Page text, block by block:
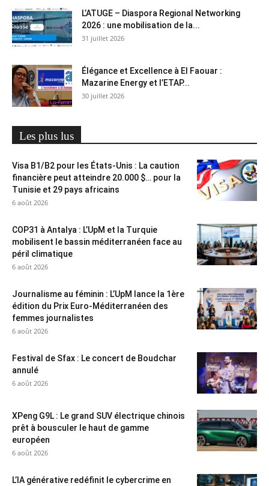
L’ATUGE – Diaspora Regional Networking
2026 : une mobilisation de la...
31 juillet 2026
Élégance et Excellence à El Faouar :
Mazarine Energy et l’ETAP...
30 juillet 2026
Les plus lus
Visa B1/B2 pour les États-Unis : La caution
financière peut atteindre 20.000 $… pour la
Tunisie et 29 pays africains
6 août 2026
COP31 à Antalya : L’UpM et la Turquie
mobilisent le bassin méditerranéen face au
péril climatique
6 août 2026
Journalisme au féminin : L’UpM lance la 1ère
édition du Prix Euro-Méditerranéen des
femmes journalistes
6 août 2026
Festival de Sfax : Le concert de Boudchar
annulé
6 août 2026
XPeng G9L : Le grand SUV électrique chinois
prêt à bousculer le haut de gamme
européen
6 août 2026
L’IA générative redéfinit le cybercrime en